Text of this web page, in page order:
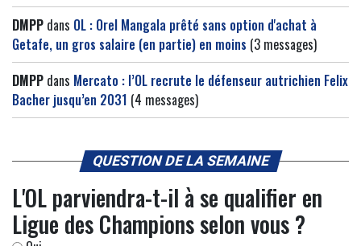
DMPP dans OL : Orel Mangala prêté sans option d'achat à
Getafe, un gros salaire (en partie) en moins (3 messages)
DMPP dans Mercato : l’OL recrute le défenseur autrichien Felix
Bacher jusqu’en 2031 (4 messages)
QUESTION DE LA SEMAINE
L'OL parviendra-t-il à se qualifier en
Ligue des Champions selon vous ?